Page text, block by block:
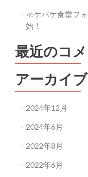
≪ケバケ食堂フ
始！
最近のコ
アーカイブ
2024年12月
2024年6月
2022年8月
2022年6月